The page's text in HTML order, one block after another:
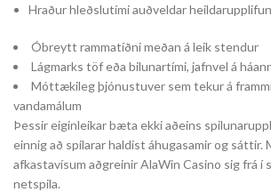
Hraður hleðslutími auðveldar
Óbreytt rammatíðni meðan á leik stendur
Lágmarks töf eða bilunartími, jafnvel á
Móttækileg þjónustuver sem tekur á
vandamálum
Þessir eiginleikar bæta ekki aðeins
einnig að spilarar haldist áhugasamir og sáttir.
afkastavísum aðgreinir AlaWin Casino sig frá í
netspila.